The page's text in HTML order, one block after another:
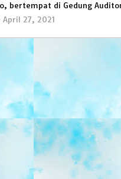
bertempat di Gedung
April 27, 2021